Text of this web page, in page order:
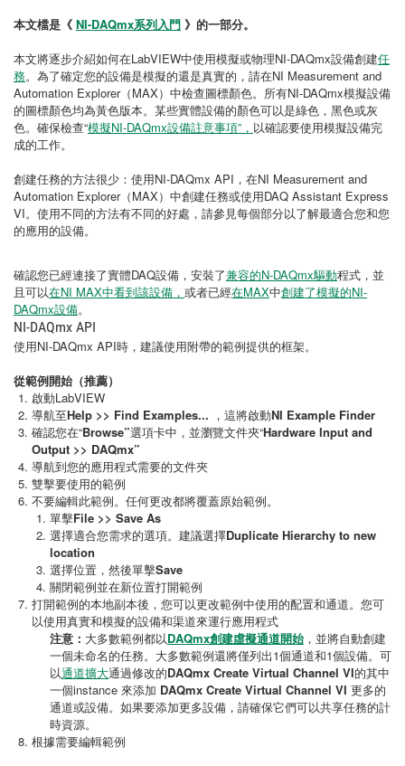
本文檔是《 NI-DAQmx系列入門 》的一部分。
本文將逐步介紹如何在LabVIEW中使用模擬或物理NI-DAQmx設備創建任
務。為了確定您的設備是模擬的還是真實的，請在NI Measurement and
Automation Explorer（MAX）中檢查圖標顏色。所有NI-DAQmx模擬設備
的圖標顏色均為黃色版本。某些實體設備的顏色可以是綠色，黑色或灰
色。確保檢查“模擬NI-DAQmx設備註意事項”， 以確認要使用模擬設備完
成的工作。
創建任務的方法很少：使用NI-DAQmx API，在NI Measurement and
Automation Explorer（MAX）中創建任務或使用DAQ Assistant Express
VI。使用不同的方法有不同的好處，請參見每個部分以了解最適合您和您
的應用的設備。
確認您已經連接了實體DAQ設備，安裝了兼容的N-DAQmx驅動程式，並
且可以在NI MAX中看到該設備， 或者已經在MAX中創建了模擬的NI-
DAQmx設備。
NI-DAQmx API
使用NI-DAQmx API時，建議使用附帶的範例提供的框架。
從範例開始（推薦）
啟動LabVIEW
導航至Help >> Find Examples... ，這將啟動NI Example Finder
確認您在“Browse”選項卡中，並瀏覽文件夾“Hardware Input and
Output >> DAQmx”
導航到您的應用程式需要的文件夾
雙擊要使用的範例
不要編輯此範例。任何更改都將覆蓋原始範例。
單擊File >> Save As
選擇適合您需求的選項。建議選擇Duplicate Hierarchy to new
location
選擇位置，然後單擊Save
關閉範例並在新位置打開範例
打開範例的本地副本後，您可以更改範例中使用的配置和通道。您可
以使用真實和模擬的設備和渠道來運行應用程式
注意： 大多數範例都以DAQmx創建虛擬通道開始 ，並將自動創建
一個未命名的任務。大多數範例還將僅列出1個通道和1個設備。可
以通道擴大通過修改的DAQmx Create Virtual Channel VI的其中
一個instance 來添加 DAQmx Create Virtual Channel VI 更多的
通道或設備。如果要添加更多設備，請確保它們可以共享任務的計
時資源。
根據需要編輯範例